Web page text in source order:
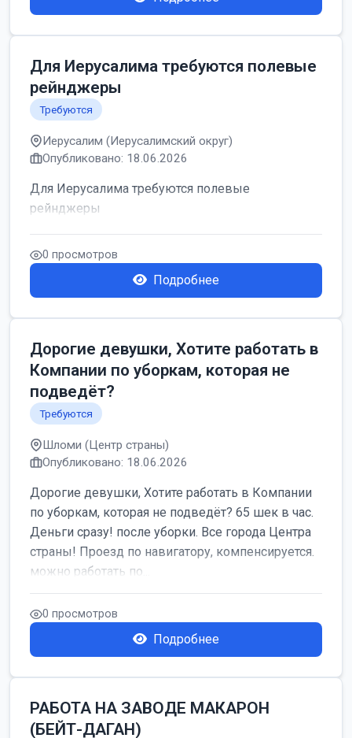
Для Иерусалима требуются полевые
рейнджеры
Требуются
Иерусалим (Иерусалимский округ)
Опубликовано: 18.06.2026
Для Иерусалима требуются полевые
рейнджеры
0 просмотров
Подробнее
Дорогие девушки, Хотите работать в
Компании по уборкам, которая не
подведёт?
Требуются
Шломи (Центр страны)
Опубликовано: 18.06.2026
Дорогие девушки, Хотите работать в Компании
по уборкам, которая не подведёт? 65 шек в час.
Деньги сразу! после уборки. Все города Центра
страны! Проезд по навигатору, компенсируется.
можно работать по...
0 просмотров
Подробнее
РАБОТА НА ЗАВОДЕ МАКАРОН
(БЕЙТ-ДАГАН)